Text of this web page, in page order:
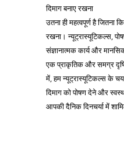
दिमाग बनाए रखना
उतना ही महत्वपूर्ण है जितना
रखना। न्यूट्रास्यूटिकल्स,
संज्ञानात्मक कार्य और
एक प्राकृतिक और समग्र
में, हम न्यूट्रास्यूटिकल्स के
दिमाग को पोषण देने और
आपकी दैनिक दिनचर्या में